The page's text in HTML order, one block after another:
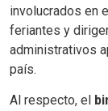
involucrados en
feriantes y
administrativos
país.
Al respecto, el